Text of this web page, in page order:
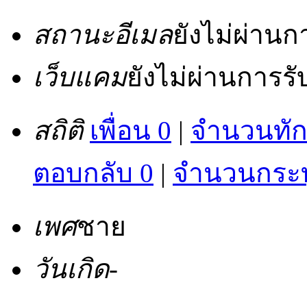
สถานะอีเมลยังไม่ผ่านก
เว็บแคมยังไม่ผ่านการรั
สถิติ เพื่อน 0 | จำนวนทั
ตอบกลับ 0 | จำนวนกระ
เพศชาย
วันเกิด-